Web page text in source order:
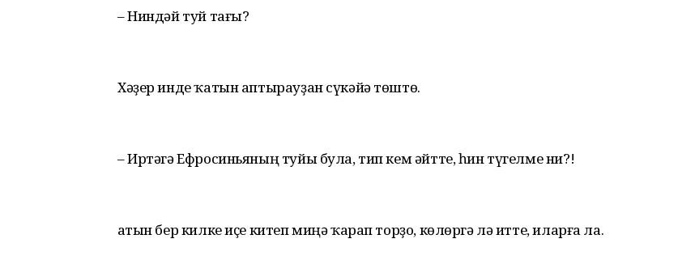
– Ниндәй туй тағы?
Хәҙер инде ҡатын аптырауҙан сүкәйә төштө.
– Иртәгә Ефросиньяның туйы була, тип кем әйтте, һин түгелме ни?!
Ҡатын бер килке иҫе китеп миңә ҡарап торҙо, көлөргә лә итте, иларға ла.